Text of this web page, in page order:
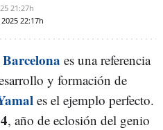
21:27h
22:17h
es una referencia
y formación de
es el ejemplo perfecto.
, año de eclosión del genio